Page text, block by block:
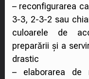
– reconfigurarea
3-3, 2-3-2 sau
culoarele de
preparării și a
drastic
– elaborarea de